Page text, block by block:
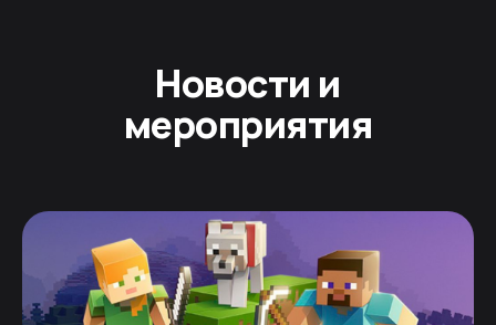
Новости и
мероприятия